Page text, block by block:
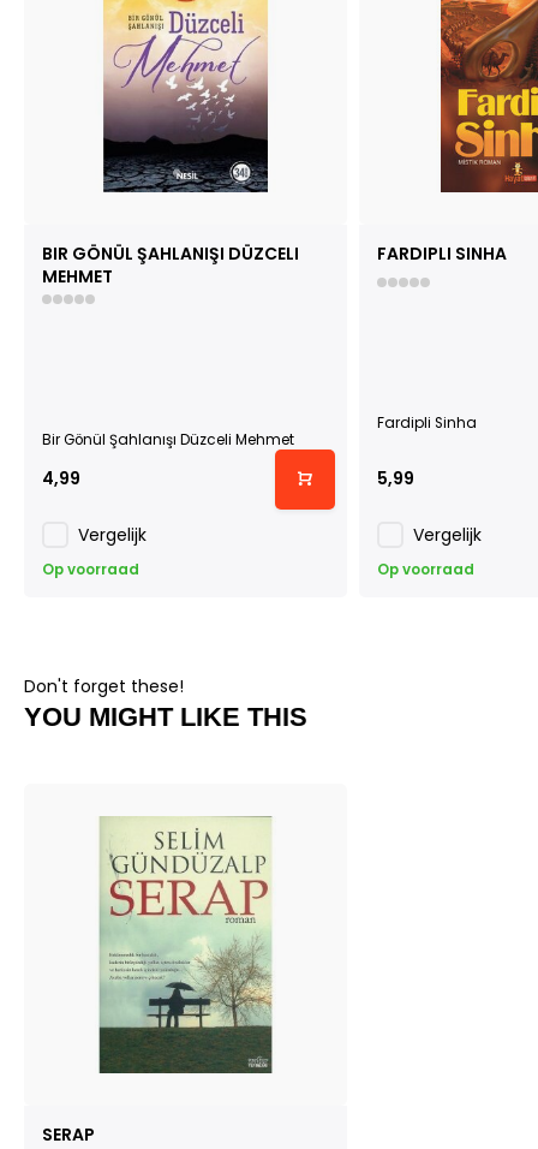
BIR GÖNÜL ŞAHLANIŞI DÜZCELI
MEHMET
Bir Gönül Şahlanışı Düzceli Mehmet
4,99
Vergelijk
Op voorraad
FARDIPLI SINHA
Fardipli Sinha
5,99
Vergelijk
Op voorraad
Don't forget these!
YOU MIGHT LIKE THIS
SERAP